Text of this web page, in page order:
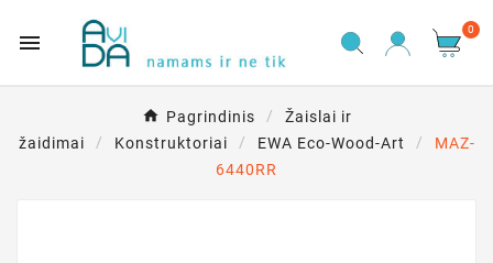

0
Pagrindinis
Žaislai ir
žaidimai
Konstruktoriai EWA Eco-Wood-Art
MAZ-
6440RR